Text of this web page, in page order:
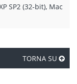
SP2 (32-bit), Mac
TORNA SU